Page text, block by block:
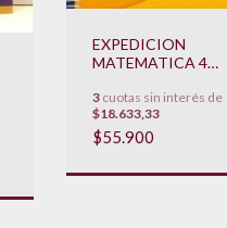
EXPEDICION
MATEMATICA 4
3cuotas sin interés de
$18.633,33
$55.900